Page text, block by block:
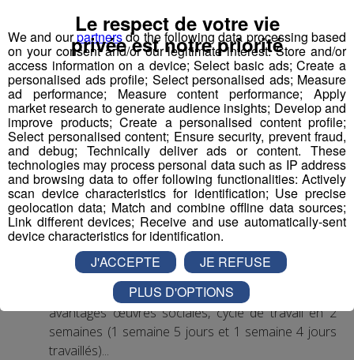
Soignant diplômé ou faisant fonction
Expérience dans le handicap souhaitée, débutant
accepté.
Autre diplôme accepté : Moniteur-Educateur.
> poste à pourvoir dès que possible
Conditions
CDI, 35h hebdomadaires, travail 1 weekend /2
(prime les dimanches travaillés)
Rémunération base conventionnelle CCN 1966,
salaire brut mensuel (indicatif de base, ancienneté
et diplôme pris en compte) : 2 000€
Mutuelle prise en charge à 90% par l’employeur
Financement VAE et formations par l’employeur,
avantages œuvres sociales, cycle de travail en 2
semaines (1 semaine 5 jours et 1 semaine 4 jours
travaillés)...
We and ourpartnersdo the following data processing based
on your consent and/or our legitimate interest: Store and/or
access information on a device; Select basic ads; Create a
personalised ads profile; Select personalised ads; Measure
ad performance; Measure content performance; Apply
market research to generate audience insights; Develop and
improve products; Create a personalised content profile;
Select personalised content; Ensure security, prevent fraud,
and debug; Technically deliver ads or content. These
technologies may process personal data such as IP address
and browsing data to offer following functionalities: Actively
scan device characteristics for identification; Use precise
geolocation data; Match and combine offline data sources;
Link different devices; Receive and use automatically-sent
device characteristics for identification.
Le respect de votre vie
privée est notre priorité
J'ACCEPTE
JE REFUSE
PLUS D'OPTIONS